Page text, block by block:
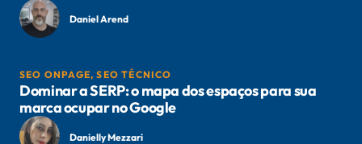
Daniel Arend
SEO ONPAGE,SEO TÉCNICO
Dominar a SERP: o mapa dos espaços para sua
marca ocupar no Google
Danielly Mezzari